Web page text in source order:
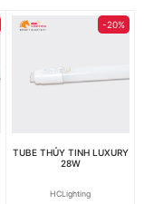
-20%
TUBE THỦY TINH LUXURY
28W
HCLighting